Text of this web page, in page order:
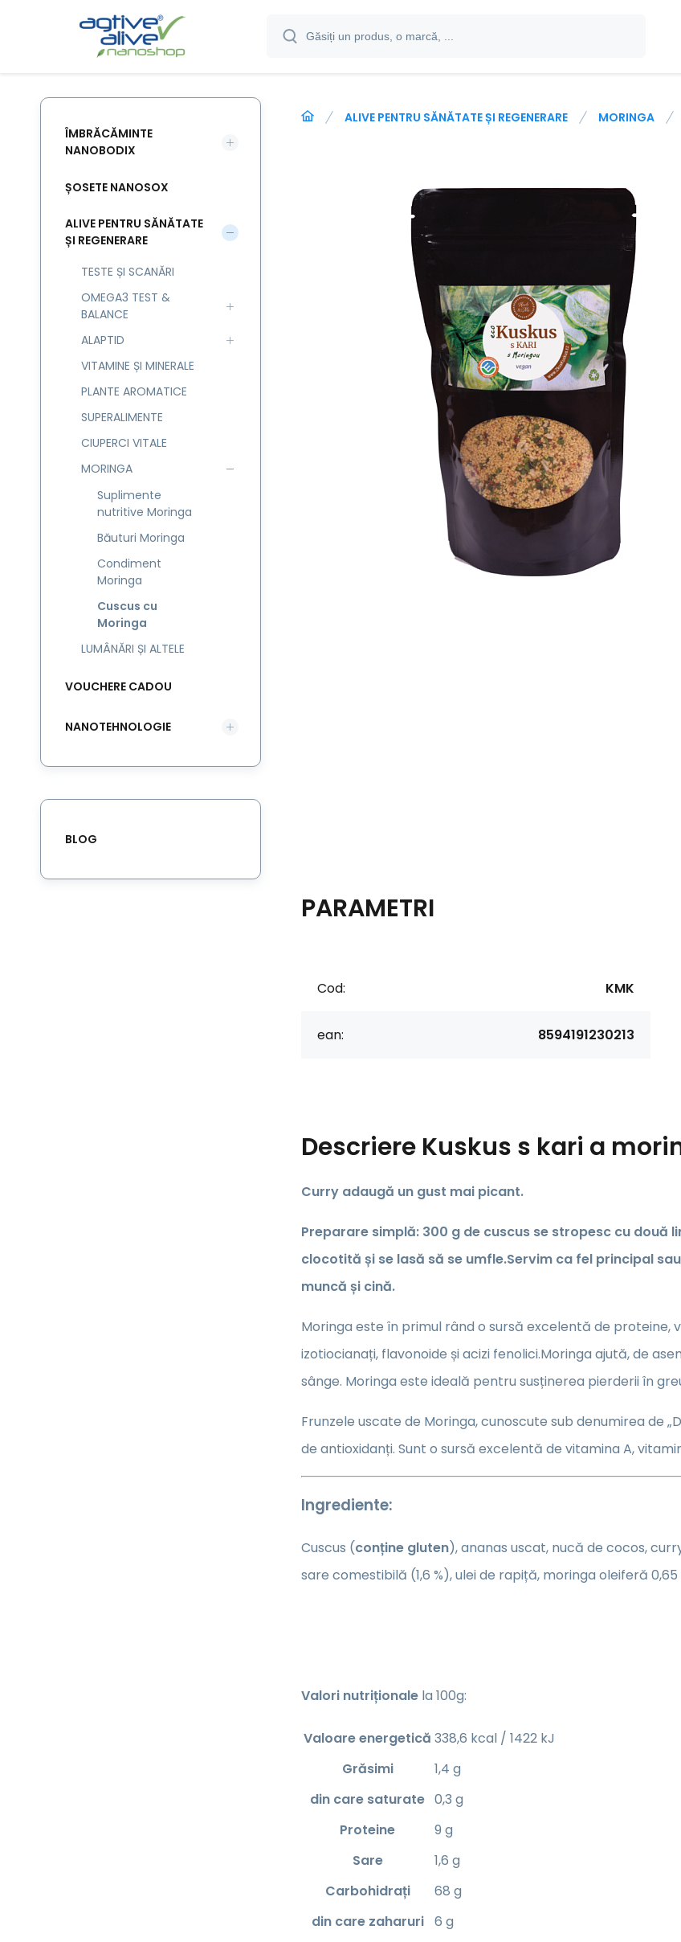
ALIVE PENTRU SĂNĂTATE ȘI REGENERARE MORINGA
PARAMETRI
Cod: KMK
ean: 8594191230213
Descriere Kuskus s kari a
Curry adaugă un gust mai picant.
Preparare simplă: 300 g de cuscus se stropesc cu două
clocotită și se lasă să se umfle.Servim ca fel principal
muncă și cină.
Moringa este în primul rând o sursă excelentă de proteine,
izotiocianați, flavonoide și acizi fenolici.Moringa ajută, de
sânge. Moringa este ideală pentru susținerea pierderii în
Frunzele uscate de Moringa, cunoscute sub denumirea de
de antioxidanți. Sunt o sursă excelentă de vitamina A,
Ingrediente:
Cuscus (conține gluten), ananas uscat, nucă de cocos,
sare comestibilă (1,6 %), ulei de rapiță, moringa oleiferă 0,65
Valori nutriționale la 100g:
Valoare energetică 338,6 kcal / 1422 kJ
Grăsimi
1,4 g
din care saturate 0,3 g
Proteine
9 g
Sare
1,6 g
Carbohidrați
68 g
din care zaharuri 6 g
ÎMBRĂCĂMINTE
NANOBODIX
ȘOSETE NANOSOX
ALIVE PENTRU SĂNĂTATE
ȘI REGENERARE
TESTE ȘI SCANĂRI
OMEGA3 TEST &
BALANCE
ALAPTID
VITAMINE ȘI MINERALE
PLANTE AROMATICE
SUPERALIMENTE
CIUPERCI VITALE
MORINGA
Suplimente
nutritive Moringa
Băuturi Moringa
Condiment
Moringa
Cuscus cu
Moringa
LUMÂNĂRI ȘI ALTELE
VOUCHERE CADOU
NANOTEHNOLOGIE
BLOG